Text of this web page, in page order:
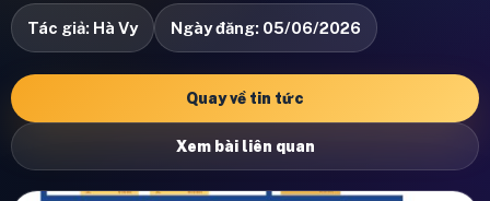
Tác giả: Hà Vy Ngày đăng: 05/06/2026
Quay về tin tức
Xem bài liên quan